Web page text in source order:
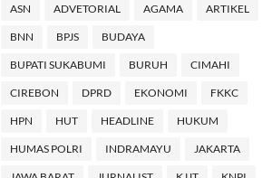
ASN ADVETORIAL AGAMA ARTIKEL
BNN BPJS BUDAYA
BUPATI SUKABUMI BURUH CIMAHI
CIREBON DPRD EKONOMI FKKC
HPN HUT HEADLINE HUKUM
HUMAS POLRI INDRAMAYU JAKARTA